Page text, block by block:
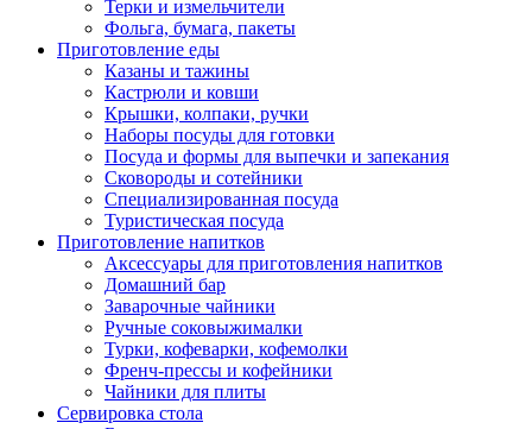
Терки и измельчители
Фольга, бумага, пакеты
Приготовление еды
Казаны и тажины
Кастрюли и ковши
Крышки, колпаки, ручки
Наборы посуды для готовки
Посуда и формы для выпечки и запекания
Сковороды и сотейники
Специализированная посуда
Туристическая посуда
Приготовление напитков
Аксессуары для приготовления напитков
Домашний бар
Заварочные чайники
Ручные соковыжималки
Турки, кофеварки, кофемолки
Френч-прессы и кофейники
Чайники для плиты
Сервировка стола